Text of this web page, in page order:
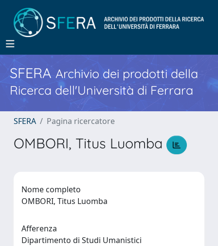
SFERA Archivio dei prodotti della
Ricerca dell'Università di Ferrara
SFERA Pagina ricercatore
OMBORI, Titus Luomba
Nome completo
OMBORI, Titus Luomba
Afferenza
Dipartimento di Studi Umanistici